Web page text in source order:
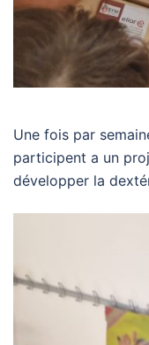
Une fois par
participent a un
développer la